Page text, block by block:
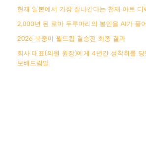
현재 일본에서 가장 잘나간다는 천재 아트 디
2,000년 된 로마 두루마리의 봉인을 AI가 풀
2026 북중미 월드컵 결승전 최종 결과
회사 대표(의원 원장)에게 4년간 성착취를
보배드림발